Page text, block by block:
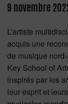
9 novembre
L’artiste
acquis une
de musique
Key School of
inspirés par les
leur esprit et